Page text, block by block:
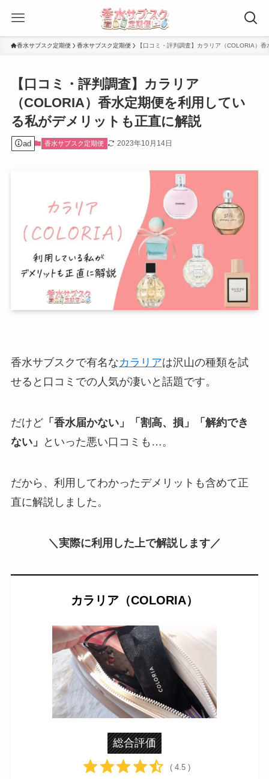
香水サブスク定期便 香水サブスク定期便 【口コミ・評判調査】カラリア（COLORIA）
【口コミ・評判調査】カラリア
（COLORIA）香水定期便を利用してい
る私がデメリットも正直に解説
ad 香水サブスク定期便 2023年10月14日
香水サブスクで有名なカラリアは沢山の種類を試
せると口コミでの人気が凄いと話題です。
だけど「香水届かない」「割高、損」「解約でき
ない」
といった悪い口コミも…。
だから、利用してわかったデメリットも含めて正
直に解説しました。
＼実際に利用した上で解説します／
カラリア（COLORIA）
総合評価
( 4.5 )